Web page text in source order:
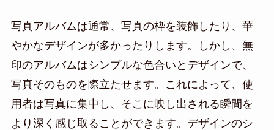
写真アルバムは通常、写真の枠を装飾したり、華
やかなデザインが多かったりします。しかし、無
印のアルバムはシンプルな色合いとデザインで、
写真そのものを際立たせます。これによって、使
用者は写真に集中し、そこに映し出される瞬間を
より深く感じ取ることができます。デザインのシ